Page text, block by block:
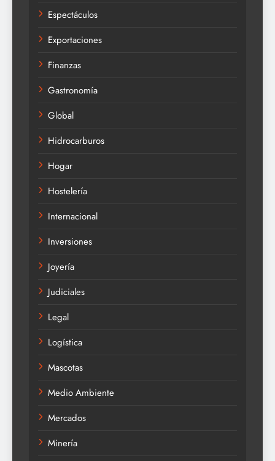
Espectáculos
Exportaciones
Finanzas
Gastronomía
Global
Hidrocarburos
Hogar
Hostelería
Internacional
Inversiones
Joyería
Judiciales
Legal
Logística
Mascotas
Medio Ambiente
Mercados
Minería